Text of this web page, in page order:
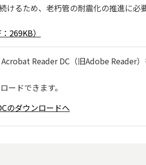
けるため、老朽管の耐震化の推進に必
269KB）
Reader DC（旧Adobe Reader
ードできます。
のダウンロードへ